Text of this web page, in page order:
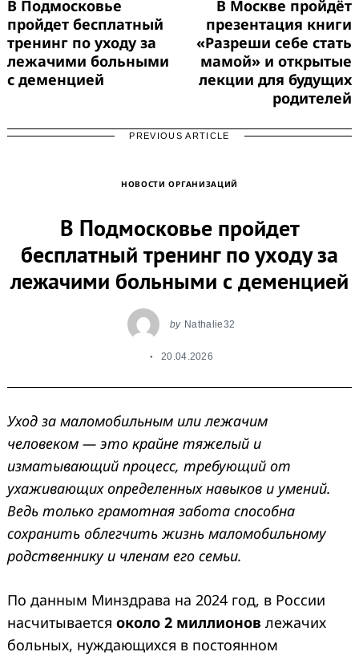
В Подмосковье
пройдет бесплатный
тренинг по уходу за
лежачими больными
с деменцией
В Москве пройдёт
презентация книги
«Разреши себе стать
мамой» и открытые
лекции для будущих
родителей
PREVIOUS ARTICLE
НОВОСТИ ОРГАНИЗАЦИЙ
В Подмосковье пройдет
бесплатный тренинг по уходу за
лежачими больными с деменцией
by Nathalie32
20.04.2026
Уход за маломобильным или лежачим
человеком — это крайне тяжелый и
изматывающий процесс, требующий от
ухаживающих определенных навыков и умений.
Ведь только грамотная забота способна
сохранить облегчить жизнь маломобильному
родственнику и членам его семьи.
По данным Минздрава на 2024 год, в России
насчитывается около 2 миллионов лежачих
больных, нуждающихся в постоянном